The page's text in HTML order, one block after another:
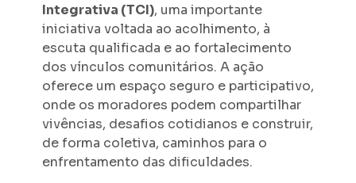
Integrativa (TCI), uma importante
iniciativa voltada ao acolhimento, à
escuta qualificada e ao fortalecimento
dos vínculos comunitários. A ação
oferece um espaço seguro e participativo,
onde os moradores podem compartilhar
vivências, desafios cotidianos e construir,
de forma coletiva, caminhos para o
enfrentamento das dificuldades.